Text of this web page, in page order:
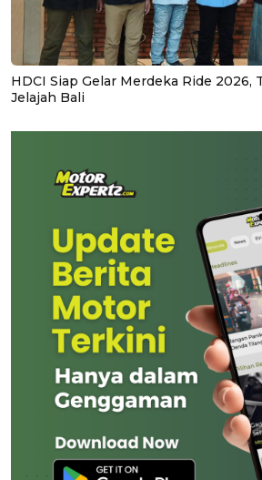
HDCI Siap Gelar Merdeka Ride 2026,
Jelajah Bali